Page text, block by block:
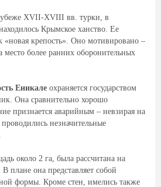
XVII-XVIII вв. турки, в
Крымское ханство. Ее
«новая крепость». Оно мотивировано –
место более ранних оборонительных
Еникале охраняется государством
Она сравнительно хорошо
признается аварийным – невзирая на
незначительные
около 2 га, была рассчитана на
плане она представляет собой
формы. Кроме стен, имелись также